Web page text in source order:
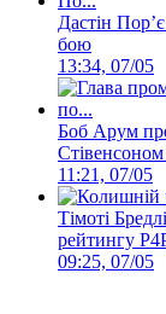
Дастін
бою
13:34, 07/05
Боб Арум
11:21, 07/05
Тімоті
рейтингу
09:25, 07/05